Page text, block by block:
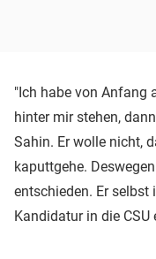
"Ich habe von Anfang
hinter mir stehen,
Sahin. Er wolle nicht,
kaputtgehe.
entschieden. Er selbst
Kandidatur in die CSU